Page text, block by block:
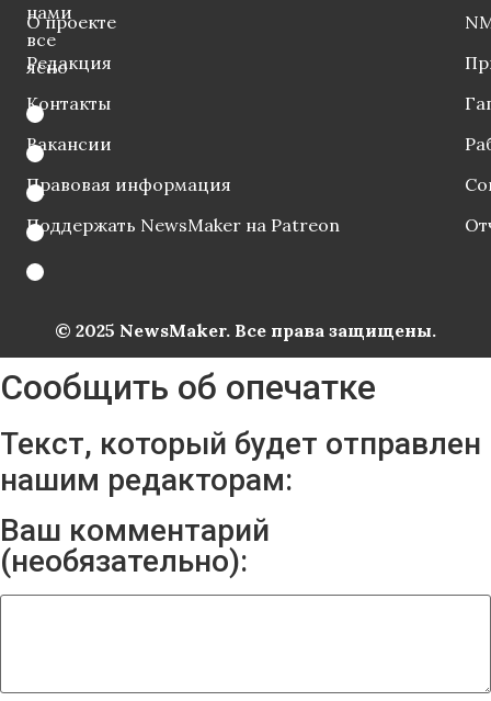
нами
все
ясно
О проекте
Редакция
Контакты
Вакансии
Правовая информация
Поддержать NewsMaker на Patreon
© 2025 NewsMaker. Все права защищены.
Сообщить об опечатке
Текст, который будет отправлен
нашим редакторам:
Ваш комментарий
(необязательно):